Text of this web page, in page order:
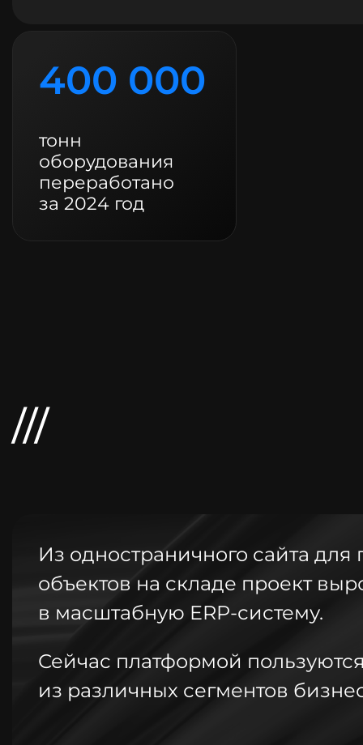
400 000
тонн
оборудования
переработано
за 2024 год
Из одностраничного сайта для
объектов на складе проект
в масштабную ERP-систему.
Сейчас платформой
из различных сегментов